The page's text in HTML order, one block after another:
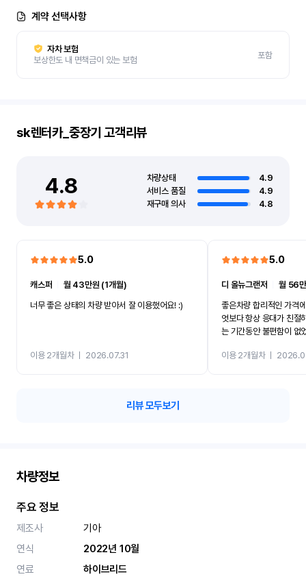
계약 선택사항
자차 보험
보상한도 내 면책금이 있는 보험
포함
sk렌터카_중장기 고객리뷰
4.8 차량상태
4.9
서비스 품질
4.9
재구매 의사
4.8
5.0
캐스퍼
월 43만원 (1개월)
너무 좋은 상태의 차량 받아서 잘 이용했어요! :)
이용 2개월차ㅣ 2026.07.31
5.0
디 올뉴그랜저 ㅣ월 56
좋은차량 합리적인 가격
엇보다 항상 응대가 친절
는 기간동안 불편함이 없
카 렌트 고민없이 강추합
이용 2개월차ㅣ
리뷰 모두보기
차량정보
주요 정보
제조사
기아
연식
2022년 10월
연료
하이브리드